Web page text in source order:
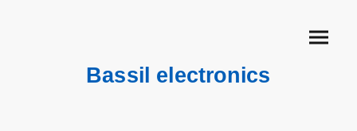
Bassil electronics